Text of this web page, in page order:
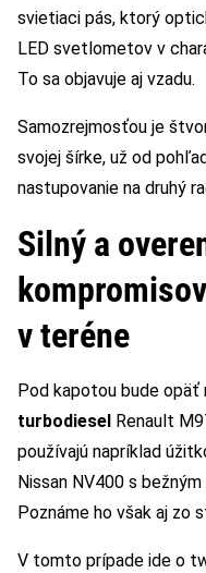
svietiaci pás, ktorý
LED svetlometov v
To sa objavuje aj vzadu.
Samozrejmosťou je
svojej šírke, už od
nastupovanie na druhý
Silný a
v teréne
Pod kapotou bude opäť
turbodiesel Renault
používajú napríklad
Nissan NV400 s
Poznáme ho však aj zo
V tomto prípade ide o